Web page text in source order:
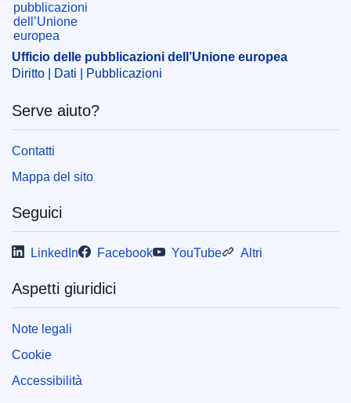
terreno,cattura e stoccaggio del carbonio
gas a effetto serra
produzione animale
produzione vegetale
agronomica,risultato dell'attività agricola
digitale
Ufficio delle pubblicazioni dell’Unione europea
Diritto | Dati | Pubblicazioni
Serve aiuto?
Contatti
Mappa del sito
Seguici
LinkedIn Facebook YouTube Altri
Aspetti giuridici
Note legali
Cookie
Accessibilità